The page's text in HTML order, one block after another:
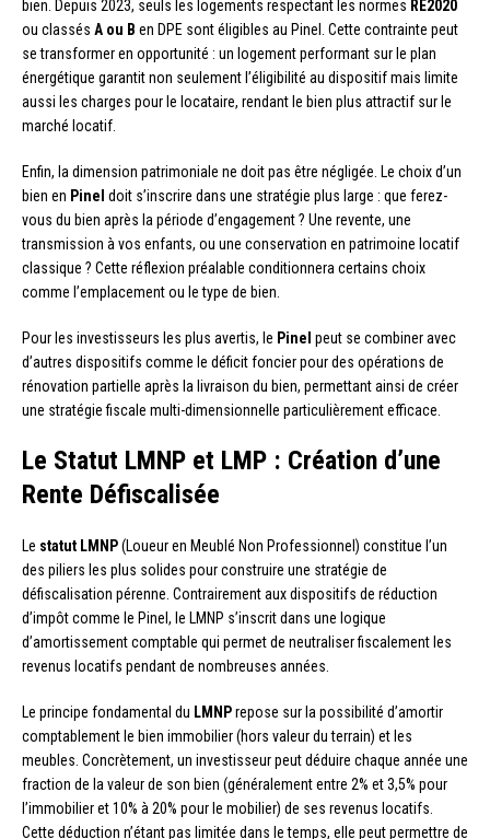
bien. Depuis 2023, seuls les logements respectant les normes RE2020
ou classés A ou B en DPE sont éligibles au Pinel. Cette contrainte peut
se transformer en opportunité : un logement performant sur le plan
énergétique garantit non seulement l’éligibilité au dispositif mais limite
aussi les charges pour le locataire, rendant le bien plus attractif sur le
marché locatif.
Enfin, la dimension patrimoniale ne doit pas être négligée. Le choix d’un
bien en Pinel doit s’inscrire dans une stratégie plus large : que ferez-
vous du bien après la période d’engagement ? Une revente, une
transmission à vos enfants, ou une conservation en patrimoine locatif
classique ? Cette réflexion préalable conditionnera certains choix
comme l’emplacement ou le type de bien.
Pour les investisseurs les plus avertis, le Pinel peut se combiner avec
d’autres dispositifs comme le déficit foncier pour des opérations de
rénovation partielle après la livraison du bien, permettant ainsi de créer
une stratégie fiscale multi-dimensionnelle particulièrement efficace.
Le Statut LMNP et LMP : Création d’une
Rente Défiscalisée
Le statut LMNP(Loueur en Meublé Non Professionnel) constitue l’un
des piliers les plus solides pour construire une stratégie de
défiscalisation pérenne. Contrairement aux dispositifs de réduction
d’impôt comme le Pinel, le LMNP s’inscrit dans une logique
d’amortissement comptable qui permet de neutraliser fiscalement les
revenus locatifs pendant de nombreuses années.
Le principe fondamental du LMNPrepose sur la possibilité d’amortir
comptablement le bien immobilier (hors valeur du terrain) et les
meubles. Concrètement, un investisseur peut déduire chaque année une
fraction de la valeur de son bien (généralement entre 2% et 3,5% pour
l’immobilier et 10% à 20% pour le mobilier) de ses revenus locatifs.
Cette déduction n’étant pas limitée dans le temps, elle peut permettre de